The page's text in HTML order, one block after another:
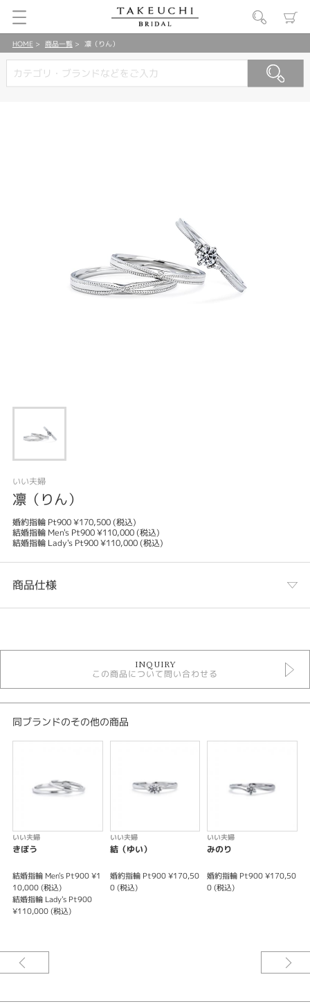
HOME 商品一覧 凛（りん）
いい夫婦
凛（りん）
婚約指輪 Pt900 ¥170,500 (税込)
結婚指輪 Men's Pt900 ¥110,000 (税込)
結婚指輪 Lady's Pt900 ¥110,000 (税込)
商品仕様
セットリング ＞ キュートデザイン
デザイン
キュート
セットリング キュート
レディース
メンズ
紹介文
これから共に歩むおふたりが”いい夫婦”になりますようにとの想いが込めら
れたブライダルリングブランドです。婚約指輪＆結婚指輪プラチナ3本セッ
※価格は税込みとなります。
INQUIRY
この商品について問い合わせる
同ブランドのその他の商品
いい夫婦
きぼう
結婚指輪 Men's Pt900 ¥1
10,000 (税込)
結婚指輪 Lady's Pt900
¥110,000 (税込)
いい夫婦
結（ゆい）
婚約指輪 Pt900 ¥170,50
0 (税込)
いい夫婦
みのり
婚約指輪 Pt900 ¥170,50
0 (税込)